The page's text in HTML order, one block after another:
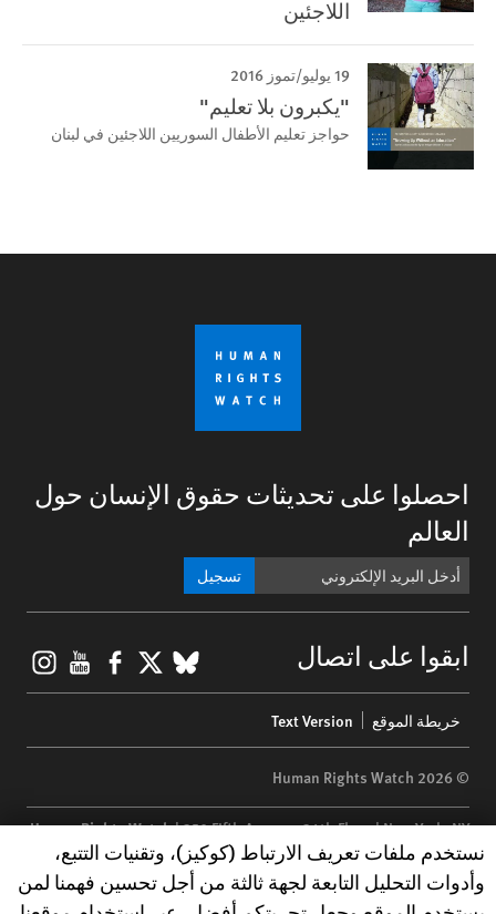
اللاجئين
19 يوليو/تموز 2016
"يكبرون بلا تعليم"
حواجز تعليم الأطفال السوريين اللاجئين في لبنان
احصلوا على تحديثات حقوق الإنسان حول
العالم
تسجيل
ابقوا على اتصال BlueSky
X
menu
خريطة الموقع Text Version
© 2026 Human Rights Watch
Human Rights Watch| 350 Fifth Avenue, 34th Floor | New York,NY
10118-3299 USA|t 1.212.290.4700
Human Rights Watchis a 501(C)(3) nonprofit registered in the US
Human Rights Watch cookie preferences
نستخدم ملفات تعريف الارتباط (كوكيز)، وتقنيات التتبع،
وأدوات التحليل التابعة لجهة ثالثة من أجل تحسين فهمنا لمن